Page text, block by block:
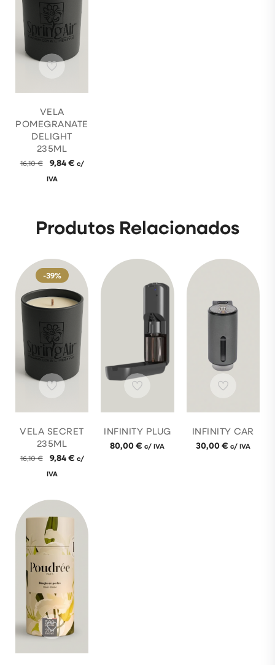
VELA
POMEGRANATE
DELIGHT
235ML
16,10€ 9,84€ c/
IVA
Produtos Relacionados
-39%
VELA SECRET
235ML
16,10€ 9,84€ c/
IVA
INFINITY PLUG
80,00€ c/ IVA
INFINITY CAR
30,00€ c/ IVA